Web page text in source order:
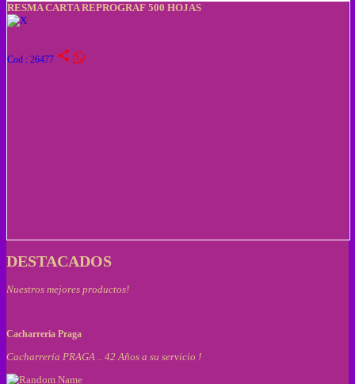
RESMA CARTA REPROGRAF 500 HOJAS
Cod : 26477 share
DESTACADOS
Nuestros mejores productos!
Cacharreria Praga
Cacharrería PRAGA .. 42 Años a su servicio !